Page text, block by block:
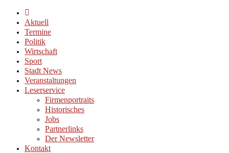
Aktuell
Termine
Politik
Wirtschaft
Sport
Stadt News
Veranstaltungen
Leserservice
Firmenportraits
Historisches
Jobs
Partnerlinks
Der Newsletter
Kontakt